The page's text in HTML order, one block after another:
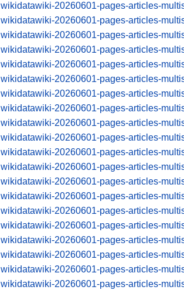
wikidatawiki-20260601-pages-articles-
wikidatawiki-20260601-pages-articles-
wikidatawiki-20260601-pages-articles-
wikidatawiki-20260601-pages-articles-
wikidatawiki-20260601-pages-articles-
wikidatawiki-20260601-pages-articles-
wikidatawiki-20260601-pages-articles-
wikidatawiki-20260601-pages-articles-
wikidatawiki-20260601-pages-articles-
wikidatawiki-20260601-pages-articles-
wikidatawiki-20260601-pages-articles-
wikidatawiki-20260601-pages-articles-
wikidatawiki-20260601-pages-articles-
wikidatawiki-20260601-pages-articles-
wikidatawiki-20260601-pages-articles-
wikidatawiki-20260601-pages-articles-
wikidatawiki-20260601-pages-articles-
wikidatawiki-20260601-pages-articles-
wikidatawiki-20260601-pages-articles-
wikidatawiki-20260601-pages-articles-